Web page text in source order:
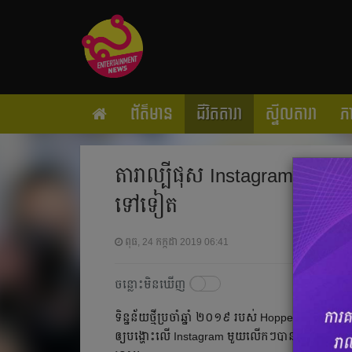
ព័ត៌មាន ជីវិតតារា ស្ទីលតារា ភ
តារាល្បីផុស Instagram ម្ដងៗ
ទៅទៀត
ពុធ, 24 កក្កដា 2019 06:41
ចន្លោះមិនឃើញ
ទិន្នន័យ​ថ្មី​ប្រចាំ​ឆ្នាំ​ ២០១៩ របស់ HopperHQ.com
ឲ្យ​​បង្ហោះ​លើ Instagram ​មួយ​លើកៗ​​បាន​ច្រើន​ជាង​